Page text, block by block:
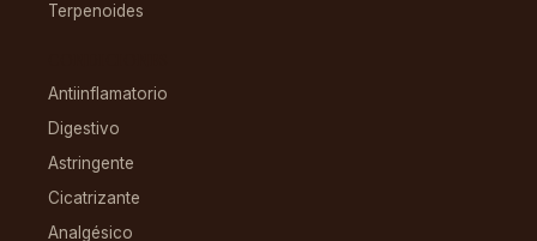
Terpenoides
Antiinflamatorio
Digestivo
Astringente
Cicatrizante
Analgésico